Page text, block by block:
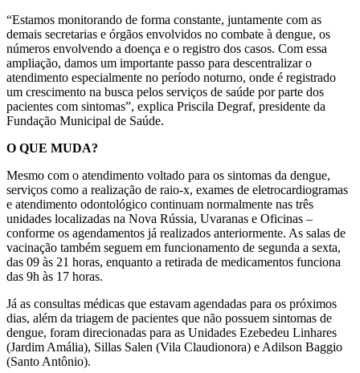
“Estamos monitorando de forma constante, juntamente com as
demais secretarias e órgãos envolvidos no combate à dengue, os
números envolvendo a doença e o registro dos casos. Com essa
ampliação, damos um importante passo para descentralizar o
atendimento especialmente no período noturno, onde é registrado
um crescimento na busca pelos serviços de saúde por parte dos
pacientes com sintomas”, explica Priscila Degraf, presidente da
Fundação Municipal de Saúde.
O QUE MUDA?
Mesmo com o atendimento voltado para os sintomas da dengue,
serviços como a realização de raio-x, exames de eletrocardiogramas
e atendimento odontológico continuam normalmente nas três
unidades localizadas na Nova Rússia, Uvaranas e Oficinas –
conforme os agendamentos já realizados anteriormente. As salas de
vacinação também seguem em funcionamento de segunda a sexta,
das 09 às 21 horas, enquanto a retirada de medicamentos funciona
das 9h às 17 horas.
Já as consultas médicas que estavam agendadas para os próximos
dias, além da triagem de pacientes que não possuem sintomas de
dengue, foram direcionadas para as Unidades Ezebedeu Linhares
(Jardim Amália), Sillas Salen (Vila Claudionora) e Adilson Baggio
(Santo Antônio).